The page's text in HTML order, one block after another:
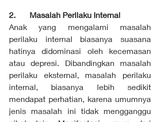
2.       Masalah Perilaku Internal
Anak yang mengalami masalah
perilaku internal biasanya suasana
hatinya didominasi oleh kecemasan
atau depresi. Dibandingkan masalah
perilaku eksternal, masalah perilaku
internal, biasanya lebih sedikit
mendapat perhatian, karena umumnya
jenis masalah ini tidak mengganggu